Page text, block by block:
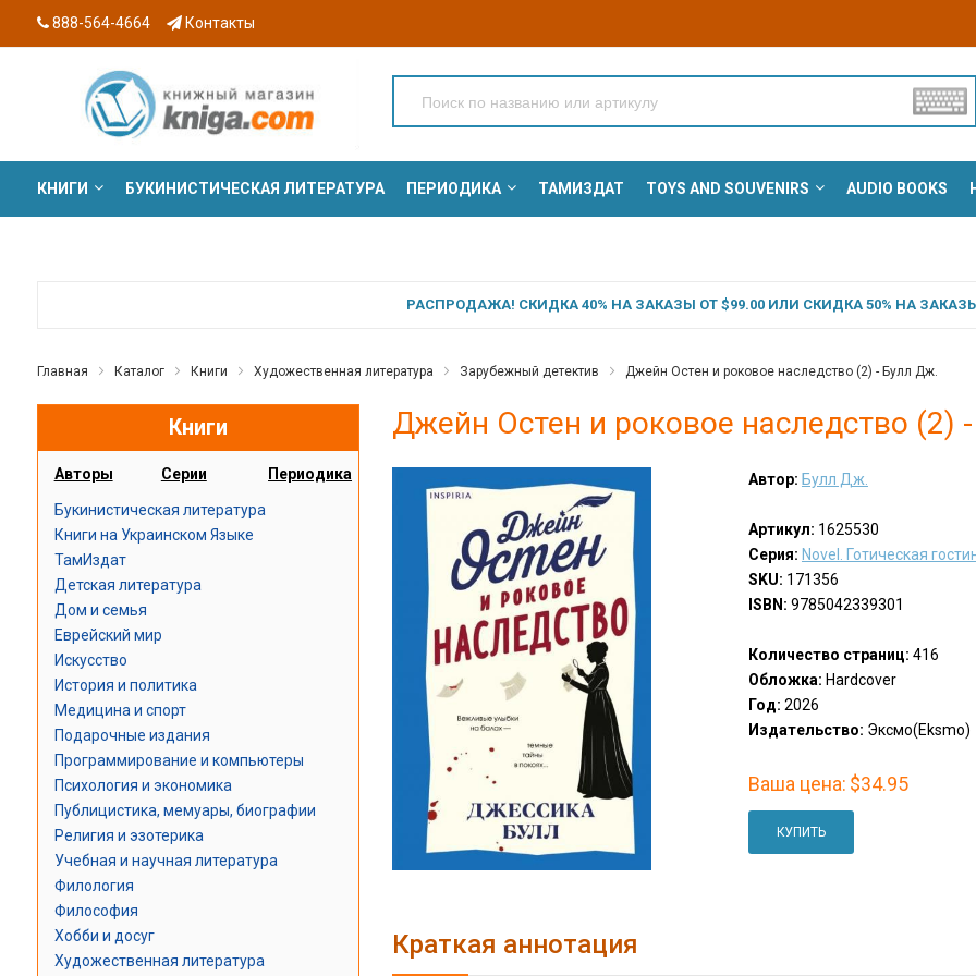
888-564-4664 Контакты
КНИГИ БУКИНИСТИЧЕСКАЯ ЛИТЕРАТУРА ПЕРИОДИКА ТАМИЗДАТ TOYS AND SOUVENIRS AUDIO BOOKS
РАСПРОДАЖА! СКИДКА 40% НА ЗАКАЗЫ ОТ $99.00 ИЛИ СКИДКА 50% НА ЗАКАЗЫ
Главная Каталог Книги Художественная литература Зарубежный детектив Джейн Остен и роковое наследство (2) - Булл Дж.
Книги
Авторы Серии Периодика
Букинистическая литература
Книги на Украинском Языке
ТамИздат
Детская литература
Дом и семья
Еврейский мир
Искусство
История и политика
Медицина и спорт
Подарочные издания
Программирование и компьютеры
Психология и экономика
Публицистика, мемуары, биографии
Религия и эзотерика
Учебная и научная литература
Филология
Философия
Хобби и досуг
Художественная литература
Джейн Остен и роковое наследство (2)
Автор: Булл Дж.
Артикул: 1625530
Серия: Novel. Готическая
SKU: 171356
ISBN: 9785042339301
Количество страниц: 416
Обложка: Hardcover
Год: 2026
Издательство: Эксмо(Eksmo)
Ваша цена: $34.95
КУПИТЬ
Краткая аннотация